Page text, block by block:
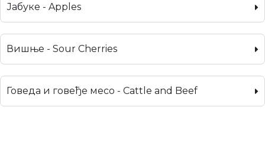
Јабуке - Apples
Вишње - Sour Cherries
Говеда и говеђе месо - Cattle and Beef